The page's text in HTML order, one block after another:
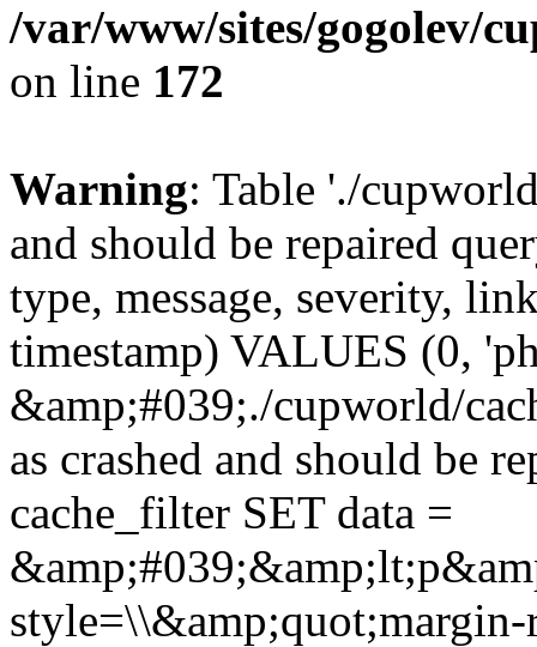
/var/www/sites/gogolev/
on line 172
Warning: Table './
and should be repaired
type, message, severity,
timestamp) VALUES (0,
&amp;#039;./cupworld/
as crashed and should be
cache_filter SET data =